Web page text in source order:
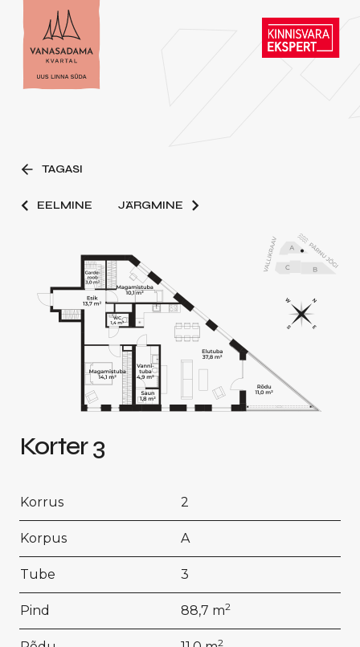
TAGASI
EELMINE JÄRGMINE
Korter 3
Korrus 2
Korpus A
Tube 3
Pind 88,7 m2
2